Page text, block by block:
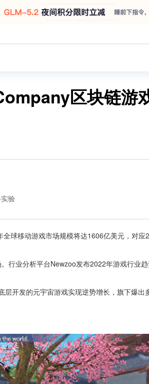
区块链游
验
球移动游戏市场规模将达1606亿美元，对应
行业分析平台Newzoo发布2022年游戏行业
层开发的元宇宙游戏实现逆势增长，旗下爆出